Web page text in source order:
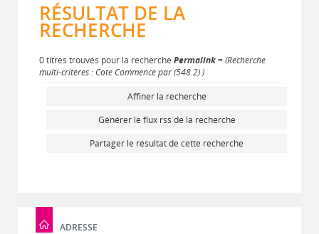
RÉSULTAT DE LA
RECHERCHE
0 titres trouvés pour la recherche Permalink= (Recherche
multi-critères : Cote Commence par (548.2) )
Affiner la recherche
Générer le flux rss de la recherche
Partager le résultat de cette recherche
ADRESSE